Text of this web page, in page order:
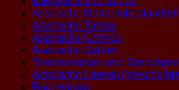
Arabische
Arabische Tatoos
Arabische Comics
Arabische Zahlen
Textexemplare und
Arabische
Büchertipps